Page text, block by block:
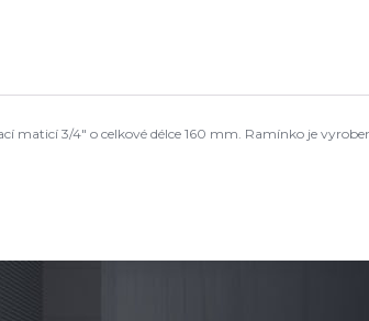
maticí 3/4" o celkové délce 160 mm. Ramínko je